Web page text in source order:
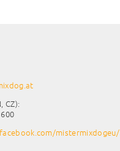
CZ):
mistermixdogeu/